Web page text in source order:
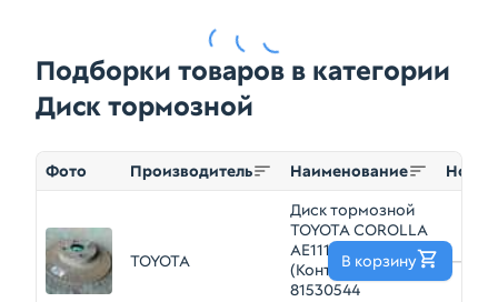
Подборки товаров в категории
Диск тормозной
Фото Производитель Наименование Номер
TOYOTA
Диск тормозной
TOYOTA COROLLA
AE111 Зад
(Контрактный)
81530544
—
В корзину